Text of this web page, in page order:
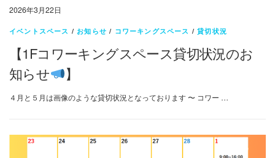
2026年3月22日
イベントスペース /お知らせ / コワーキングスペース /貸切状況
【1Fコワーキングスペース貸切状況のお
知らせ
】
４月と５月は画像のような貸切状況となっております 〜 コワー …